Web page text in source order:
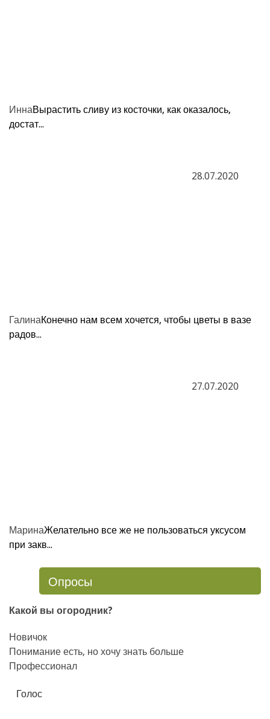
ИннаВырастить сливу из косточки, как оказалось,
достат...
28.07.2020
ГалинаКонечно нам всем хочется, чтобы цветы в вазе
радов...
27.07.2020
МаринаЖелательно все же не пользоваться уксусом
при закв...
Опросы
Какой вы огородник?
Новичок
Понимание есть, но хочу знать больше
Профессионал